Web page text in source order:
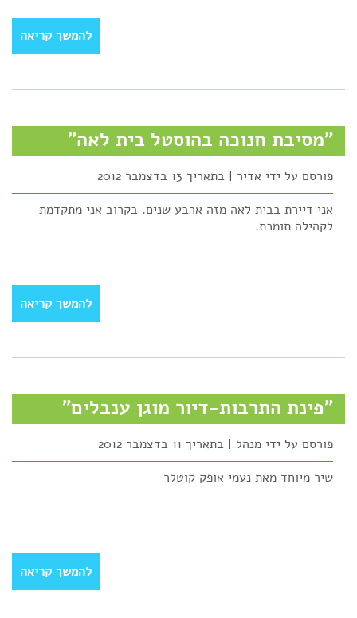
להמשך קריאה
"מסיבת חנוכה בהוסטל בית לאה"
פורסם על ידי אדיר | בתאריך 13 בדצמבר 2012
אני דיירת בבית לאה מזה ארבע שנים. בקרוב אני מתקדמת
לקהילה תומכת.
להמשך קריאה
"פינת התרבות-דיור מוגן ענבלים"
פורסם על ידי מנהל | בתאריך 11 בדצמבר 2012
שיר מיוחד מאת נעמי אופק קוטלר
להמשך קריאה